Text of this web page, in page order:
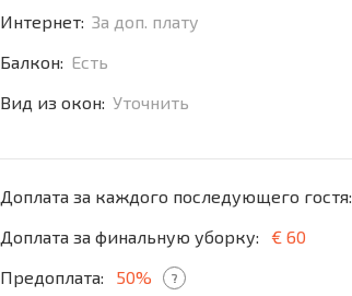
Интернет: За доп. плату
Балкон: Есть
Вид из окон: Уточнить
Доплата за каждого последующего гостя:
Доплата за финальную уборку:
€ 60
Предоплата:
50% ?